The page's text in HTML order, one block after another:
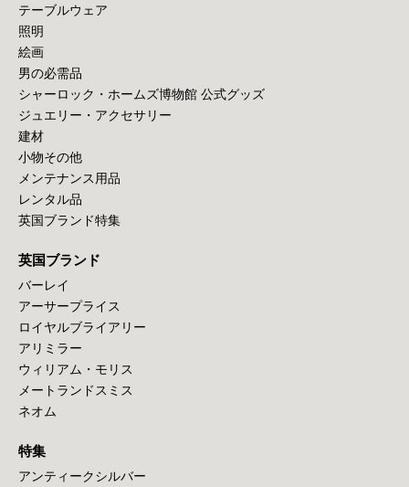
テーブルウェア
照明
絵画
男の必需品
シャーロック・ホームズ博物館 公式グッズ
ジュエリー・アクセサリー
建材
小物その他
メンテナンス用品
レンタル品
英国ブランド特集
英国ブランド
バーレイ
アーサープライス
ロイヤルブライアリー
アリミラー
ウィリアム・モリス
メートランドスミス
ネオム
特集
アンティークシルバー